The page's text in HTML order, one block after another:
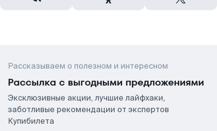
Рассказываем о полезном и интересном
Рассылка с выгодными предложениями
Эксклюзивные акции, лучшие лайфхаки,
заботливые рекомендации от экспертов
Купибилета